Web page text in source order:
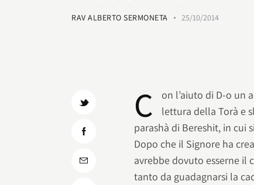
RAV ALBERTO SERMONETA 25/10/2014
C
on l’aiuto di D-o un
lettura della Torà e
parashà di Bereshit, in cui
Dopo che il Signore ha
avrebbe dovuto esserne il
tanto da guadagnarsi la